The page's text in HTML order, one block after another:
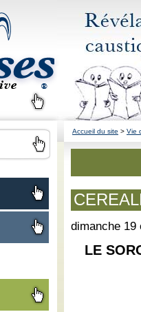
Accueil du site > Vie
dimanche 19
LE